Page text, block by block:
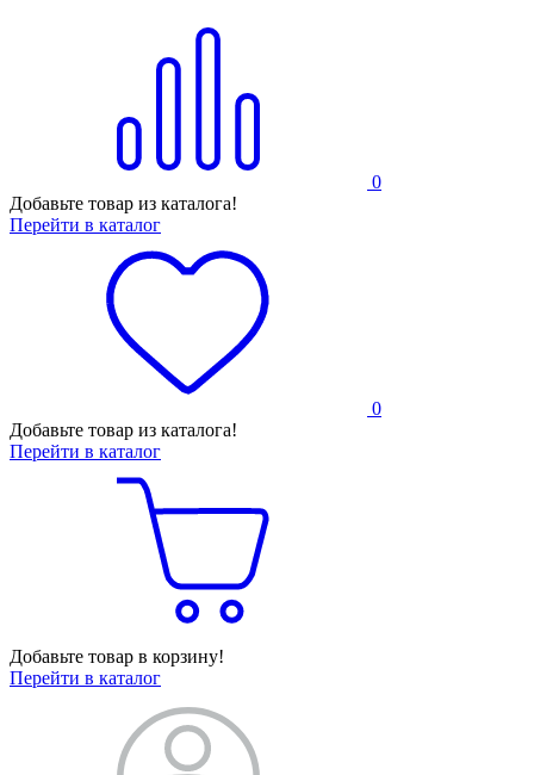
0
Добавьте товар из каталога!
Перейти в каталог
0
Добавьте товар из каталога!
Перейти в каталог
Добавьте товар в корзину!
Перейти в каталог